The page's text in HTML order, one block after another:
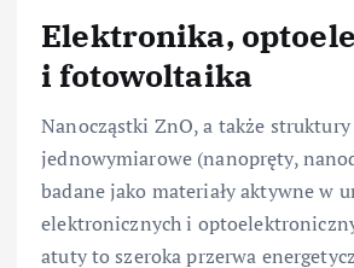
Elektronika,
i fotowoltaika
Nanocząstki ZnO, a także struktury
jednowymiarowe (nanopręty,
badane jako materiały aktywne w
elektronicznych i
atuty to szeroka przerwa